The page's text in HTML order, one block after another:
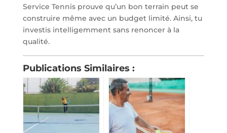
Service Tennis prouve qu’un bon terrain peut se
construire même avec un budget limité. Ainsi, tu
investis intelligemment sans renoncer à la
qualité.
Publications Similaires :